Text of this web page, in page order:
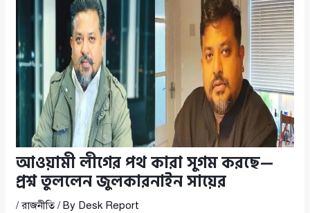
আওয়ামী লীগের পথ কারা সুগম করছে—
প্রশ্ন তুললেন জুলকারনাইন সায়ের
/রাজনীতি/ By Desk Report